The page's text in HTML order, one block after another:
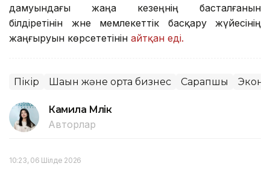
дамуындағы жаңа кезеңнің басталғанын
білдіретінін және мемлекеттік басқару жүйесінің
жаңғыруын көрсететінін айтқан еді.
Пікір Шағын және орта бизнес Сарапшы
Камила Мүлік
Авторлар
10:23, 06 Шілде 2026